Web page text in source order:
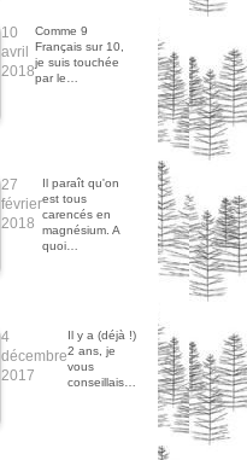
10
avril
2018
Comme 9
Français sur 10,
je suis touchée
par le…
27
février
2018
Il paraît qu'on
est tous
carencés en
magnésium. A
quoi…
4
décembre
2017
Il y a (déjà !)
2 ans, je
vous
conseillais…